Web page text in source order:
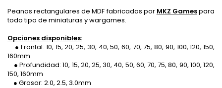
Peanas rectangulares de MDF fabricadas por MKZ Gamespara
todo tipo de miniaturas y wargames.
Opciones disponibles:
● Frontal: 10, 15, 20, 25, 30, 40, 50, 60, 70, 75, 80, 90, 100, 120, 150,
160mm
● Profundidad: 10, 15, 20, 25, 30, 40, 50, 60, 70, 75, 80, 90, 100, 120,
150, 160mm
● Grosor: 2.0, 2.5, 3.0mm